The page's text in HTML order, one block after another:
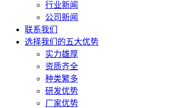
行业新闻
公司新闻
联系我们
选择我们的五大优势
实力雄厚
资质齐全
种类繁多
研发优势
厂家优势